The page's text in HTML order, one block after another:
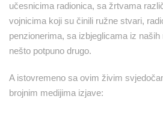
učesnicima radionica, sa žrtvama
vojnicima koji su činili ružne stvari,
penzionerima, sa izbjeglicama iz naših
nešto potpuno drugo.
A istovremeno sa ovim živim
brojnim medijima izjave: